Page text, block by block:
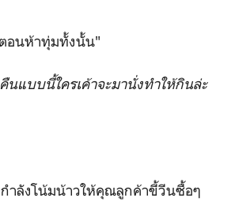
อนห้าทุ่มทั้งนั้น"
แบบนี้ใครเค้าจะมานั่งทำให้กินล่ะ
ลังโน้มน้าวให้คุณลูกค้าขี้วีนซื้อๆ